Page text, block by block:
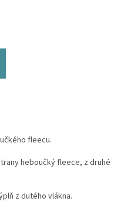
fleecu.
heboučký fleece, z druhé
z dutého vlákna.